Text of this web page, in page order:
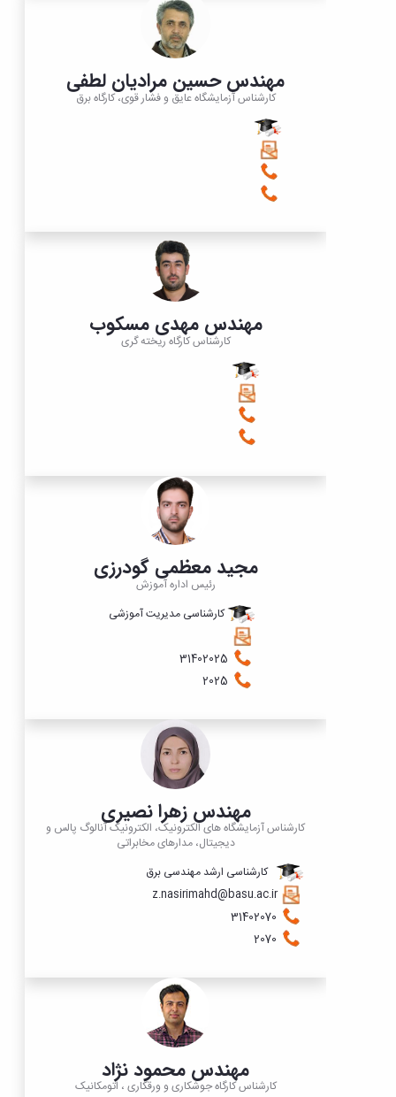
مهندس حسین مرادیان لطفی
کارشناس آزمایشگاه عایق و فشار قوی، کارگاه برق
مهندس مهدی مسکوب
کارشناس کارگاه ریخته گری
مجید معظمی گودرزی
رئیس اداره آموزش
کارشناسی مدیریت آموزشی
مهندس زهرا نصیری
کارشناس آزمایشگاه های الکترونیک، الکترونیک آنالوگ پالس و
دیجیتال، مدارهای مخابراتی
کارشناسی ارشد مهندسی برق
z.nasirimahd@basu.ac.ir
مهندس محمود نژاد
کارشناس کارگاه جوشکاری و ورقکاری ، اتومکانیک